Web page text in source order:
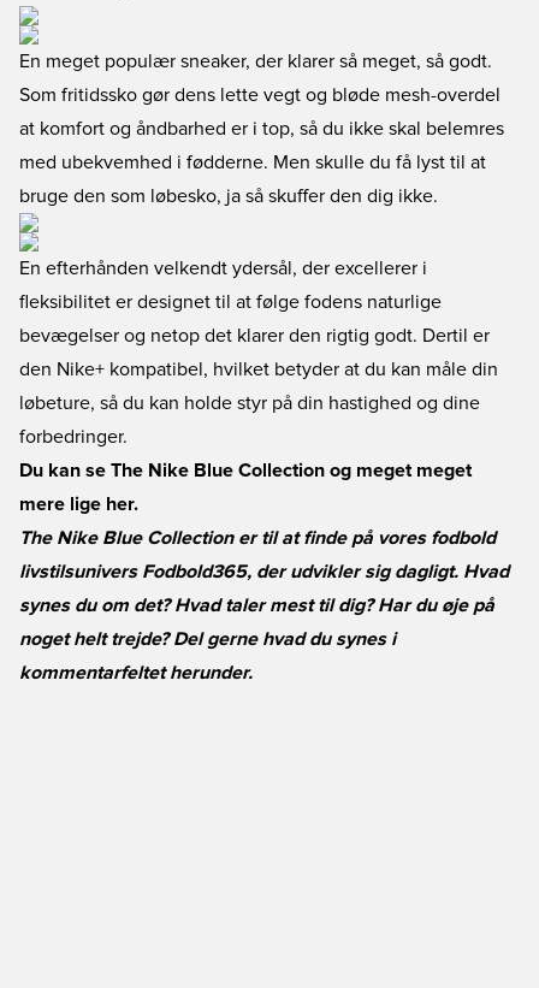
En meget populær sneaker, der klarer så meget, så godt.
Som fritidssko gør dens lette vegt og bløde mesh-overdel
at komfort og åndbarhed er i top, så du ikke skal belemres
med ubekvemhed i fødderne. Men skulle du få lyst til at
bruge den som løbesko, ja så skuffer den dig ikke.
En efterhånden velkendt ydersål, der excellerer i
fleksibilitet er designet til at følge fodens naturlige
bevægelser og netop det klarer den rigtig godt. Dertil er
den Nike+ kompatibel, hvilket betyder at du kan måle din
løbeture, så du kan holde styr på din hastighed og dine
forbedringer.
Du kan se The Nike Blue Collection og meget meget
mere lige her.
The Nike Blue Collection er til at finde på vores fodbold
livstilsunivers Fodbold365, der udvikler sig dagligt. Hvad
synes du om det? Hvad taler mest til dig? Har du øje på
noget helt trejde? Del gerne hvad du synes i
kommentarfeltet herunder.